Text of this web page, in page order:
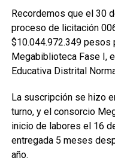
Recordemos que el 30
proceso de licitación
$10.044.972.349 pesos
Megabiblioteca Fase I,
Educativa Distrital
La suscripción se hizo
turno, y el consorcio
inicio de labores el 16
entregada 5 meses
año.